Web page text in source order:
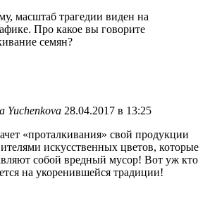
масштаб трагедии виден на
Про какое вы говорите
семян?
Yuchenkova 28.04.2017 в 13:25
«проталкивания» свой продукции
искусственных цветов, которые
собой вредный мусор! Вот уж кто
на укоренившейся традиции!